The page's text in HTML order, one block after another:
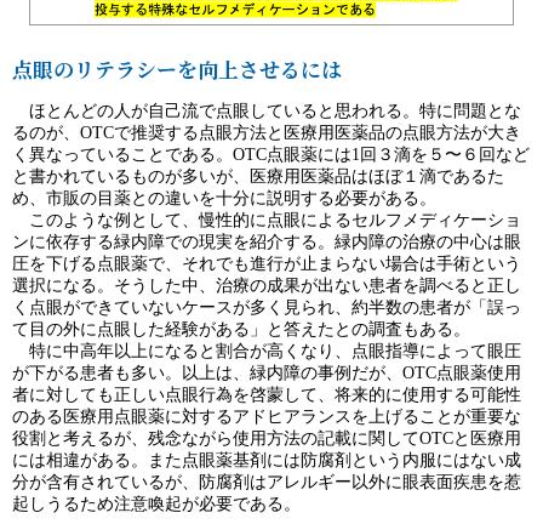
点眼のリテラシーを向上させるには
ほとんどの人が自己流で点眼していると思われる。特に問題とな
るのが、OTCで推奨する点眼方法と医療用医薬品の点眼方法が大き
く異なっていることである。OTC点眼薬には1回３滴を５〜６回など
と書かれているものが多いが、医療用医薬品はほぼ１滴であるた
め、市販の目薬との違いを十分に説明する必要がある。
このような例として、慢性的に点眼によるセルフメディケーショ
ンに依存する緑内障での現実を紹介する。緑内障の治療の中心は眼
圧を下げる点眼薬で、それでも進行が止まらない場合は手術という
選択になる。そうした中、治療の成果が出ない患者を調べると正し
く点眼ができていないケースが多く見られ、約半数の患者が「誤っ
て目の外に点眼した経験がある」と答えたとの調査もある。
特に中高年以上になると割合が高くなり、点眼指導によって眼圧
が下がる患者も多い。以上は、緑内障の事例だが、OTC点眼薬使用
者に対しても正しい点眼行為を啓蒙して、将来的に使用する可能性
のある医療用点眼薬に対するアドヒアランスを上げることが重要な
役割と考えるが、残念ながら使用方法の記載に関してOTCと医療用
には相違がある。また点眼薬基剤には防腐剤という内服にはない成
分が含有されているが、防腐剤はアレルギー以外に眼表面疾患を惹
起しうるため注意喚起が必要である。